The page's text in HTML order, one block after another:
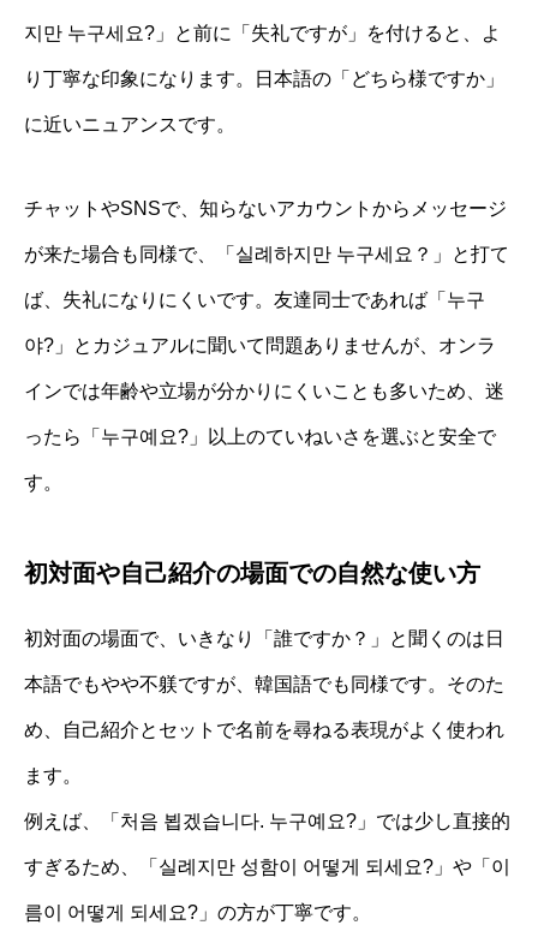
지만 누구세요?」と前に「失礼ですが」を付けると、よ
り丁寧な印象になります。日本語の「どちら様ですか」
に近いニュアンスです。
チャットやSNSで、知らないアカウントからメッセージ
が来た場合も同様で、「실례하지만 누구세요？」と打て
ば、失礼になりにくいです。友達同士であれば「누구
야?」とカジュアルに聞いて問題ありませんが、オンラ
インでは年齢や立場が分かりにくいことも多いため、迷
ったら「누구예요?」以上のていねいさを選ぶと安全で
す。
初対面や自己紹介の場面での自然な使い方
初対面の場面で、いきなり「誰ですか？」と聞くのは日
本語でもやや不躾ですが、韓国語でも同様です。そのた
め、自己紹介とセットで名前を尋ねる表現がよく使われ
ます。
例えば、「처음 뵙겠습니다. 누구예요?」では少し直接的
すぎるため、「실례지만 성함이 어떻게 되세요?」や「이
름이 어떻게 되세요?」の方が丁寧です。